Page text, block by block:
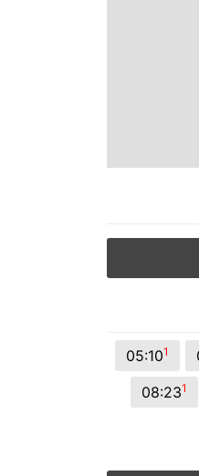
Nordeste
© 2026 Viva City Serviços
05:101
08:231